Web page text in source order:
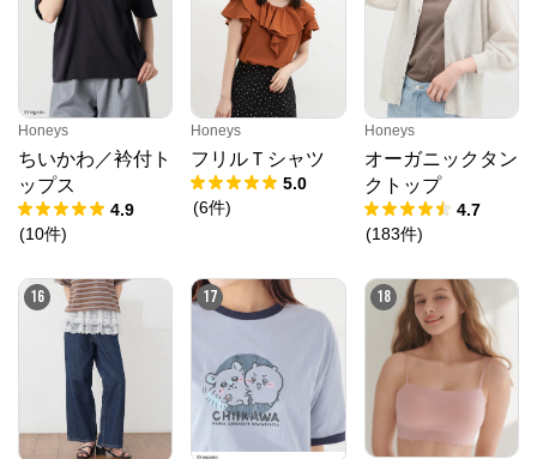
Honeys
ちいかわ／衿付ト
ップス
4.9
(10件)
Honeys
フリルＴシャツ
5.0
(6件)
Honeys
オーガニックタン
クトップ
4.7
(183件)
16 17 18